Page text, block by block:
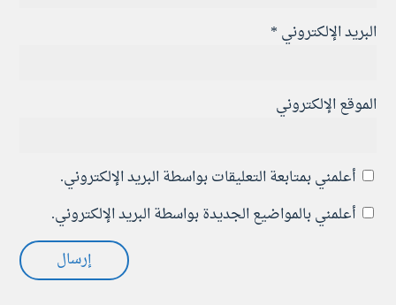
البريد الإلكتروني *
الموقع الإلكتروني
أعلمني بمتابعة التعليقات بواسطة البريد الإلكتروني.
أعلمني بالمواضيع الجديدة بواسطة البريد الإلكتروني.